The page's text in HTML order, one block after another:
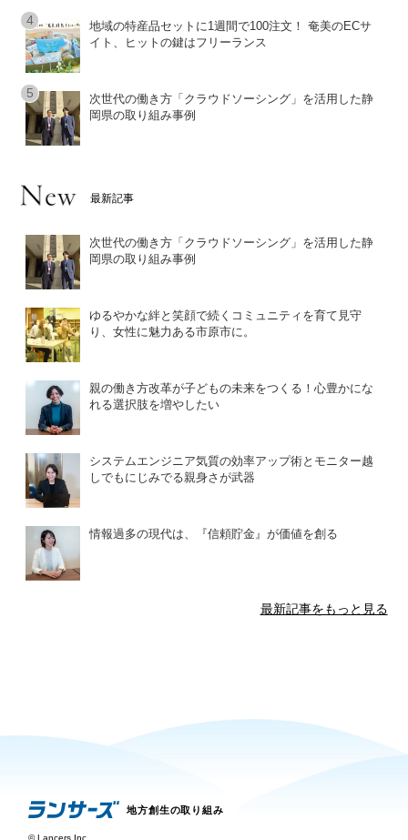
地域の特産品セットに1週間で100注文！ 奄美のECサ
イト、ヒットの鍵はフリーランス
次世代の働き方「クラウドソーシング」を活用した静
岡県の取り組み事例
最新記事
次世代の働き方「クラウドソーシング」を活用した静
岡県の取り組み事例
ゆるやかな絆と笑顔で続くコミュニティを育て見守
り、女性に魅力ある市原市に。
親の働き方改革が子どもの未来をつくる！心豊かにな
れる選択肢を増やしたい
システムエンジニア気質の効率アップ術とモニター越
しでもにじみでる親身さが武器
情報過多の現代は、『信頼貯金』が価値を創る
最新記事をもっと見る
地方創生の取り組み
©Lancers,Inc.